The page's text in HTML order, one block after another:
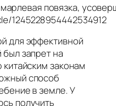
повязка,
1245228954442534912
для эффективной
запрет на
законам
способ
в земле. У
получить